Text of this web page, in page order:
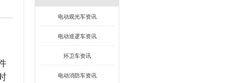
电动观光车资讯
电动巡逻车资讯
环卫车资讯
电动消防车资讯